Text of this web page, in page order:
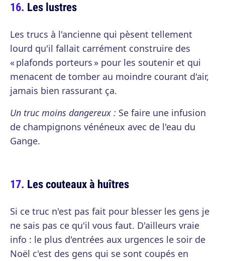
Les lustres
Les trucs à l'ancienne qui pèsent tellement
lourd qu'il fallait carrément construire des
« plafonds porteurs » pour les soutenir et qui
menacent de tomber au moindre courant d'air,
jamais bien rassurant ça.
Un truc moins dangereux : Se faire une infusion
de champignons vénéneux avec de l'eau du
Gange.
Les couteaux à huîtres
Si ce truc n'est pas fait pour blesser les gens je
ne sais pas ce qu'il vous faut. D'ailleurs vraie
info : le plus d'entrées aux urgences le soir de
Noël c'est des gens qui se sont coupés en